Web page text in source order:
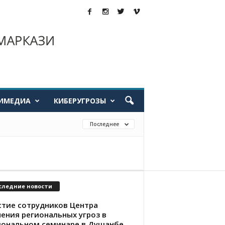
КИБЕРУГРОЗЫ
Последнее
новости
сотрудников Центра
региональных угроз в